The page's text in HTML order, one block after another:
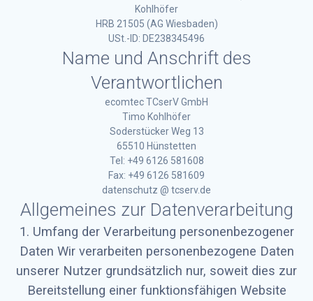
Kohlhöfer
HRB 21505 (AG Wiesbaden)
USt.-ID: DE238345496
Name und Anschrift des
Verantwortlichen
ecomtec TCserV GmbH
Timo Kohlhöfer
Soderstücker Weg 13
65510 Hünstetten
Tel: +49 6126 581608
Fax: +49 6126 581609
datenschutz @ tcserv.de
Allgemeines zur Datenverarbeitung
1. Umfang der Verarbeitung personenbezogener
Daten Wir verarbeiten personenbezogene Daten
unserer Nutzer grundsätzlich nur, soweit dies zur
Bereitstellung einer funktionsfähigen Website